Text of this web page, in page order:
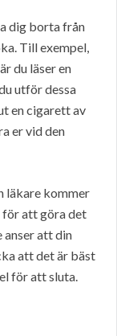
dig borta från
Till exempel,
du läser en
utför dessa
en cigarett av
er vid den
läkare kommer
för att göra det
anser att din
att det är bäst
för att sluta.